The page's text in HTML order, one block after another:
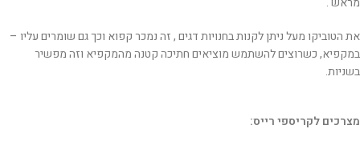
את הטוביקו מעל ניתן לקנות בחנויות דגים , זה נמכר קפוא וכך גם שומרים עליו –
במקפיא, כשרוצים להשתמש מוציאים חתיכה קטנה מהמקפיא וזה מפשיר
בשניות.
מצרכים לקריספי רייס: